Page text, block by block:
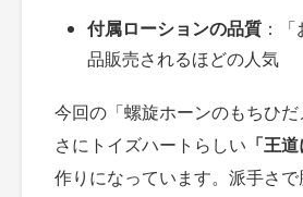
付属ローションの品質 ：
品販売されるほどの人気
今回の「螺旋ホーンのもちひだ
さにトイズハートらしい 「王
作りになっています。派手さ